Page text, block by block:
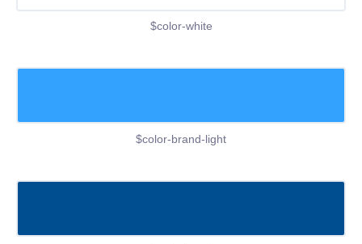
$color-white
$color-brand-light